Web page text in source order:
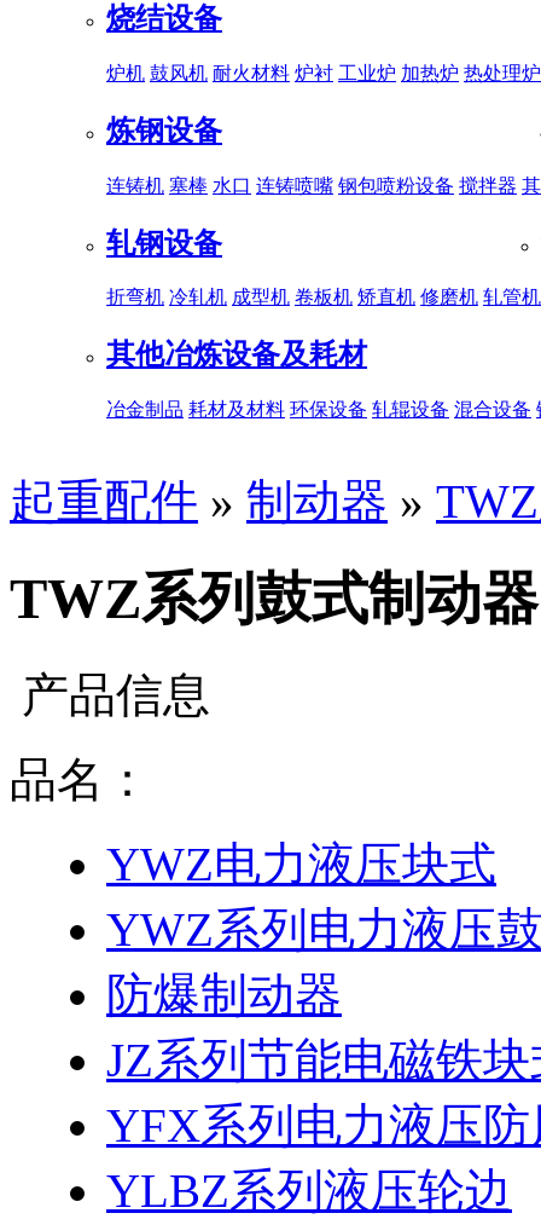
烧结设备
炉机 鼓风机 耐火材料 炉衬 工业炉 加热炉 热处理炉
炼钢设备
连铸机 塞棒 水口 连铸喷嘴 钢包喷粉设备 搅拌器
轧钢设备
折弯机 冷轧机 成型机 卷板机 矫直机 修磨机 轧管机
其他冶炼设备及耗材
冶金制品 耗材及材料 环保设备 轧辊设备 混合设备
起重配件 » 制动器 »
TWZ系列鼓式制动器
产品信息
品名：
YWZ电力液压块式
YWZ系列电力液压
防爆制动器
JZ系列节能电磁铁
YFX系列电力液压
YLBZ系列液压轮边